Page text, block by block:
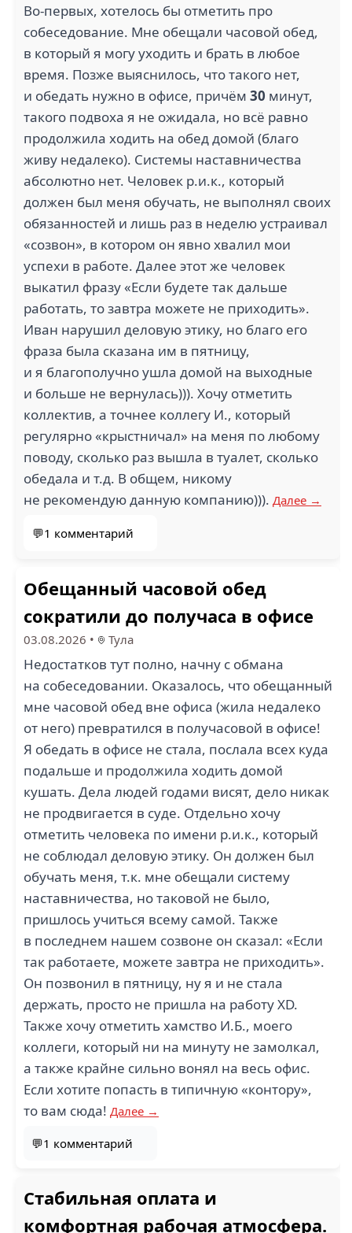
Во-первых, хотелось бы отметить про
собеседование. Мне обещали часовой обед,
в который я могу уходить и брать в любое
время. Позже выяснилось, что такого нет,
и обедать нужно в офисе, причём 30 минут,
такого подвоха я не ожидала, но всё равно
продолжила ходить на обед домой (благо
живу недалеко). Системы наставничества
абсолютно нет. Человек р.и.к., который
должен был меня обучать, не выполнял своих
обязанностей и лишь раз в неделю устраивал
«созвон», в котором он явно хвалил мои
успехи в работе. Далее этот же человек
выкатил фразу «Если будете так дальше
работать, то завтра можете не приходить».
Иван нарушил деловую этику, но благо его
фраза была сказана им в пятницу,
и я благополучно ушла домой на выходные
и больше не вернулась))). Хочу отметить
коллектив, а точнее коллегу И., который
регулярно «крыстничал» на меня по любому
поводу, сколько раз вышла в туалет, сколько
обедала и т.д. В общем, никому
не рекомендую данную компанию))). Далее →
💬1 комментарий
Обещанный часовой обед
сократили до получаса в офисе
03.08.2026 • Тула
Недостатков тут полно, начну с обмана
на собеседовании. Оказалось, что обещанный
мне часовой обед вне офиса (жила недалеко
от него) превратился в получасовой в офисе!
Я обедать в офисе не стала, послала всех куда
подальше и продолжила ходить домой
кушать. Дела людей годами висят, дело никак
не продвигается в суде. Отдельно хочу
отметить человека по имени р.и.к., который
не соблюдал деловую этику. Он должен был
обучать меня, т.к. мне обещали систему
наставничества, но таковой не было,
пришлось учиться всему самой. Также
в последнем нашем созвоне он сказал: «Если
так работаете, можете завтра не приходить».
Он позвонил в пятницу, ну я и не стала
держать, просто не пришла на работу XD.
Также хочу отметить хамство И.Б., моего
коллеги, который ни на минуту не замолкал,
а также крайне сильно вонял на весь офис.
Если хотите попасть в типичную «контору»,
то вам сюда! Далее →
💬1 комментарий
Стабильная оплата и
комфортная рабочая атмосфера.